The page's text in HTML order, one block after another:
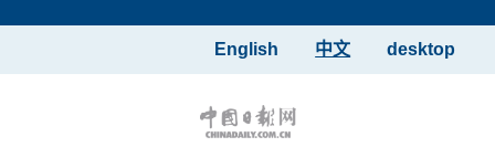
desktop
中文
English